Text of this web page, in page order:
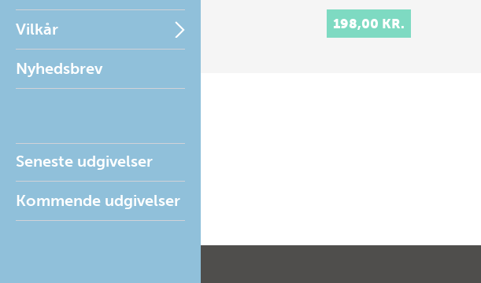
Vilkår
Nyhedsbrev
Seneste udgivelser
Kommende udgivelser
198,00 KR.